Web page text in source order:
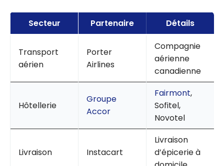
Secteur Partenaire Détails
Transport
aérien
Porter
Airlines
Compagnie
aérienne
canadienne
Hôtellerie
Groupe
Accor
Fairmont,
Sofitel,
Novotel
Livraison Instacart
Livraison
d’épicerie à